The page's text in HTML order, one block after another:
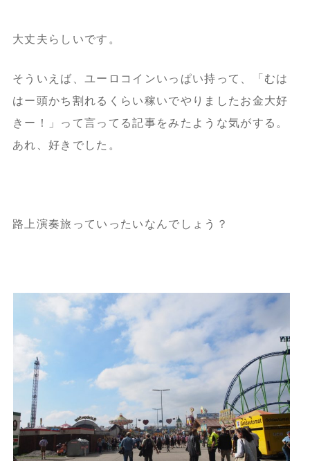
大丈夫らしいです。
そういえば、ユーロコインいっぱい持って、「むは
はー頭かち割れるくらい稼いでやりましたお金大好
きー！」って言ってる記事をみたような気がする。
あれ、好きでした。
路上演奏旅っていったいなんでしょう？